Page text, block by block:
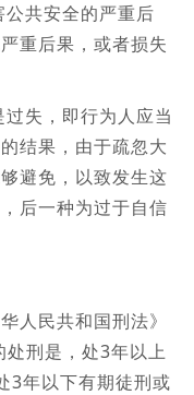
共安全的严重后
重后果，或者损失
失，即行为人应当
结果，由于疏忽大
避免，以致发生这
后一种为过于自信
民共和国刑法》
刑是，处3年以上
3年以下有期徒刑或